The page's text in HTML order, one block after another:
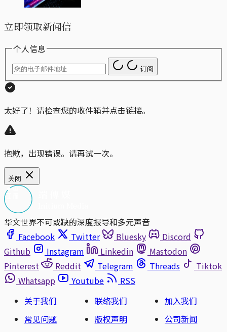
立即领取新闻信
个人信息
订阅
太好了！请检查您的收件箱并点击链接。
抱歉，出现错误。请再试一次。
关闭
华文世界不可或缺的深度报导和多元声音
Facebook
Twitter Bluesky
Discord
Github
Instagram Linkedin
Mastodon
Pinterest
Reddit Telegram Threads
Tiktok
Whatsapp
Youtube
RSS
关于我们
联络我们
加入我们
常见问题
版权声明
公司新闻